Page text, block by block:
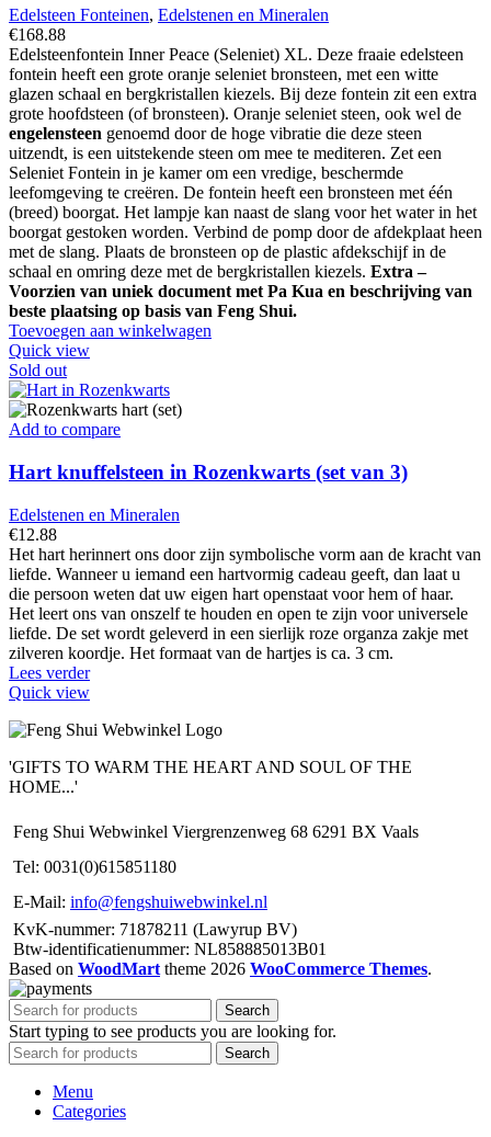
Edelsteen Fonteinen, Edelstenen en Mineralen
€168.88
Edelsteenfontein Inner Peace (Seleniet) XL. Deze fraaie edelsteen
fontein heeft een grote oranje seleniet bronsteen, met een witte
glazen schaal en bergkristallen kiezels. Bij deze fontein zit een extra
grote hoofdsteen (of bronsteen). Oranje seleniet steen, ook wel de
engelensteen genoemd door de hoge vibratie die deze steen
uitzendt, is een uitstekende steen om mee te mediteren. Zet een
Seleniet Fontein in je kamer om een vredige, beschermde
leefomgeving te creëren. De fontein heeft een bronsteen met één
(breed) boorgat. Het lampje kan naast de slang voor het water in het
boorgat gestoken worden. Verbind de pomp door de afdekplaat heen
met de slang. Plaats de bronsteen op de plastic afdekschijf in de
schaal en omring deze met de bergkristallen kiezels. Extra –
Voorzien van uniek document met Pa Kua en beschrijving van
beste plaatsing op basis van Feng Shui.
Toevoegen aan winkelwagen
Quick view
Sold out
Add to compare
Hart knuffelsteen in Rozenkwarts (set van 3)
Edelstenen en Mineralen
€12.88
Het hart herinnert ons door zijn symbolische vorm aan de kracht van
liefde. Wanneer u iemand een hartvormig cadeau geeft, dan laat u
die persoon weten dat uw eigen hart openstaat voor hem of haar.
Het leert ons van onszelf te houden en open te zijn voor universele
liefde. De set wordt geleverd in een sierlijk roze organza zakje met
zilveren koordje. Het formaat van de hartjes is ca. 3 cm.
Lees verder
Quick view
'GIFTS TO WARM THE HEART AND SOUL OF THE
HOME...'
Feng Shui Webwinkel Viergrenzenweg 68 6291 BX Vaals
Tel: 0031(0)615851180
E-Mail: info@fengshuiwebwinkel.nl
KvK-nummer: 71878211 (Lawyrup BV)
Btw-identificatienummer: NL858885013B01
Based on WoodMart theme 2026 WooCommerce Themes.
Search
Start typing to see products you are looking for.
Search
Menu
Categories